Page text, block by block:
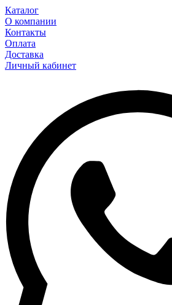
Каталог
О компании
Контакты
Оплата
Доставка
Личный кабинет